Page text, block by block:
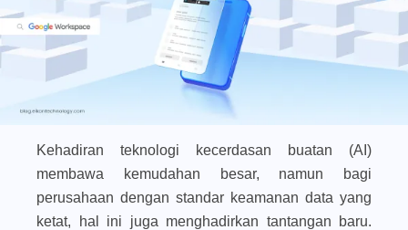
Kehadiran teknologi kecerdasan buatan (AI)
membawa kemudahan besar, namun bagi
perusahaan dengan standar keamanan data yang
ketat, hal ini juga menghadirkan tantangan baru.